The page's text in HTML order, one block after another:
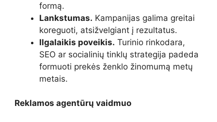
formą.
Lankstumas. Kampanijas galima greitai
koreguoti, atsižvelgiant į rezultatus.
Ilgalaikis poveikis. Turinio rinkodara,
SEO ar socialinių tinklų strategija padeda
formuoti prekės ženklo žinomumą metų
metais.
Reklamos agentūrų vaidmuo